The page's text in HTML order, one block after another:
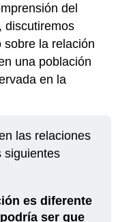
del
discutiremos
sobre la relación
una población
en la
las relaciones
siguientes
es diferente
ser que